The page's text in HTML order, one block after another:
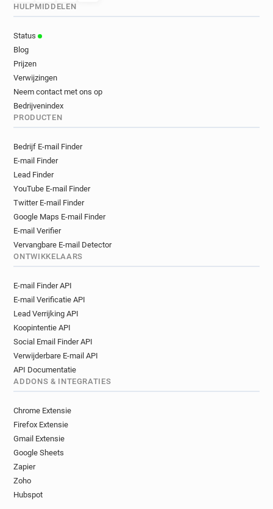
HULPMIDDELEN
Status
Blog
Prijzen
Verwijzingen
Neem contact met ons op
Bedrijvenindex
PRODUCTEN
Bedrijf E-mail Finder
E-mail Finder
Lead Finder
YouTube E-mail Finder
Twitter E-mail Finder
Google Maps E-mail Finder
E-mail Verifier
Vervangbare E-mail Detector
ONTWIKKELAARS
E-mail Finder API
E-mail Verificatie API
Lead Verrijking API
Koopintentie API
Social Email Finder API
Verwijderbare E-mail API
API Documentatie
ADDONS & INTEGRATIES
Chrome Extensie
Firefox Extensie
Gmail Extensie
Google Sheets
Zapier
Zoho
Hubspot